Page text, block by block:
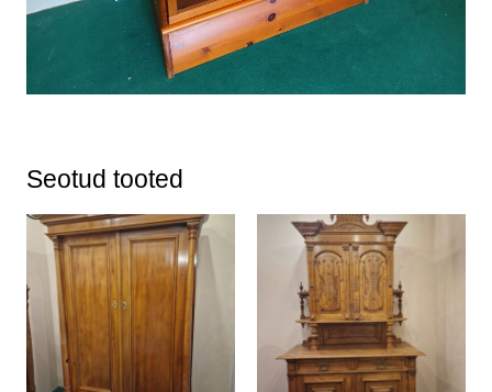
Seotud tooted